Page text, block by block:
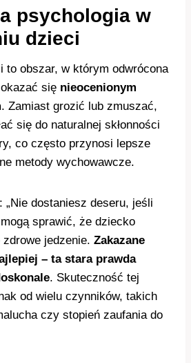
psychologia w
dzieci
to obszar, w którym odwrócona
się nieocenionym
. Zamiast grozić lub zmuszać,
się do naturalnej skłonności
co często przynosi lepsze
metody wychowawcze.
„Nie dostaniesz deseru, jeśli
sprawić, że dziecko
jedzenie. Zakazane
– ta stara prawda
. Skuteczność tej
od wielu czynników, takich
czy stopień zaufania do